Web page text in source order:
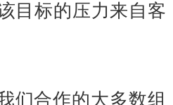
目标的压力来自客
们合作的大多数组